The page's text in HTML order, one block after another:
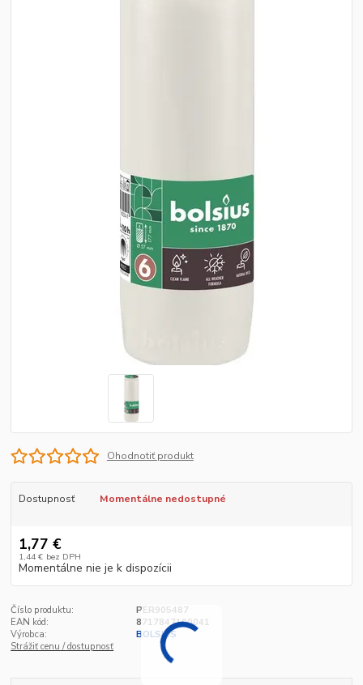
Ohodnotiť produkt
Dostupnosť Momentálne nedostupné
1,77 €
1,44 € bez DPH
Momentálne nie je k dispozícii
Číslo produktu:
PER905487
EAN kód:
8717847160041
Výrobca:
BOLSIUS
Strážiť cenu / dostupnosť